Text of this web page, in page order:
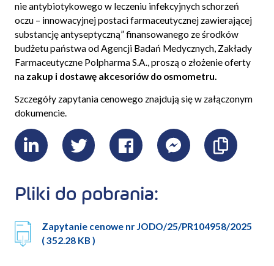
nie antybiotykowego w leczeniu infekcyjnych schorzeń
oczu – innowacyjnej postaci farmaceutycznej zawierającej
substancję antyseptyczną” finansowanego ze środków
budżetu państwa od Agencji Badań Medycznych, Zakłady
Farmaceutyczne Polpharma S.A., proszą o złożenie oferty
na zakup i dostawę akcesoriów do osmometru.
Szczegóły zapytania cenowego znajdują się w załączonym
dokumencie.
LinkedInTwitterFacebookMessenger
Pliki do pobrania:
Zapytanie cenowe nr JODO/25/PR104958/2025
( 352.28 KB )